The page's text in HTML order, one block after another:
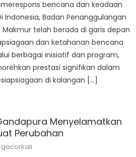
bencana dan keadaan
Badan Penanggulangan
Makmur telah berada di garis depan
dan ketahanan bencana
berbagai inisiatif dan program,
prestasi signifikan dalam
di kalangan […]
Menyelamatkan
Perubahan
Author
gacorkali